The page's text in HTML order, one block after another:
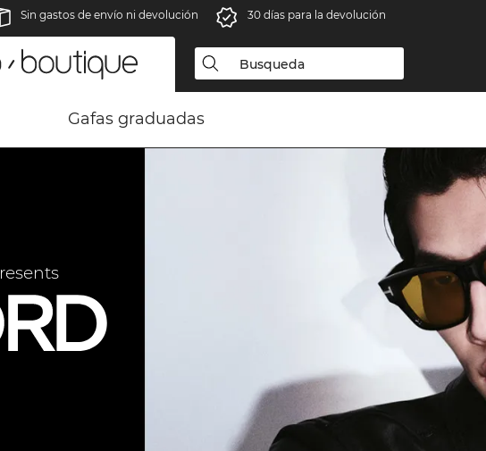
Sin gastos de envío ni devolución 30 días para la devolución
Gafas graduadas